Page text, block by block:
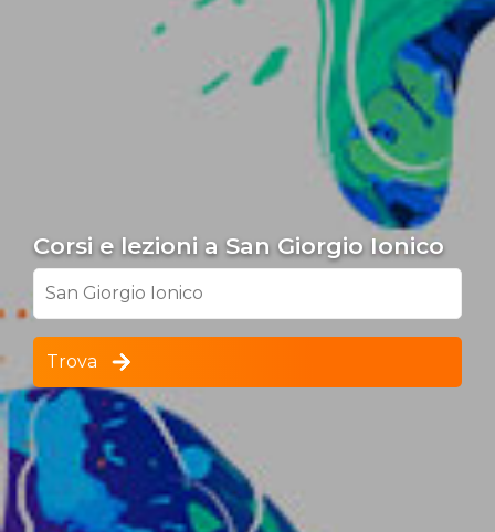
Corsi e lezioni a San Giorgio Ionico
San Giorgio Ionico
Trova